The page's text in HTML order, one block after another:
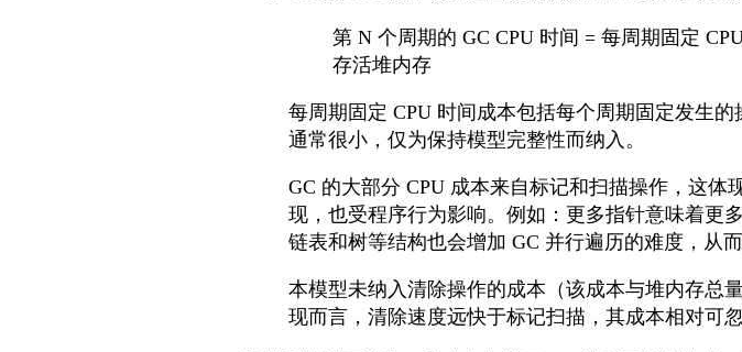
第 N 个周期的 GC CPU 时间 = 每周期固定
存活堆内存
每周期固定 CPU 时间成本包括每个周期固定发生
通常很小，仅为保持模型完整性而纳入。
GC 的大部分 CPU 成本来自标记和扫描操作，这
现，也受程序行为影响。例如：更多指针意味着更
链表和树等结构也会增加 GC 并行遍历的难度，从
本模型未纳入清除操作的成本（该成本与堆内存总
现而言，清除速度远快于标记扫描，其成本相对可忽